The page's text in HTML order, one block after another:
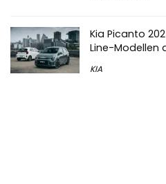
Kia Picanto
Line-Modellen
KIA